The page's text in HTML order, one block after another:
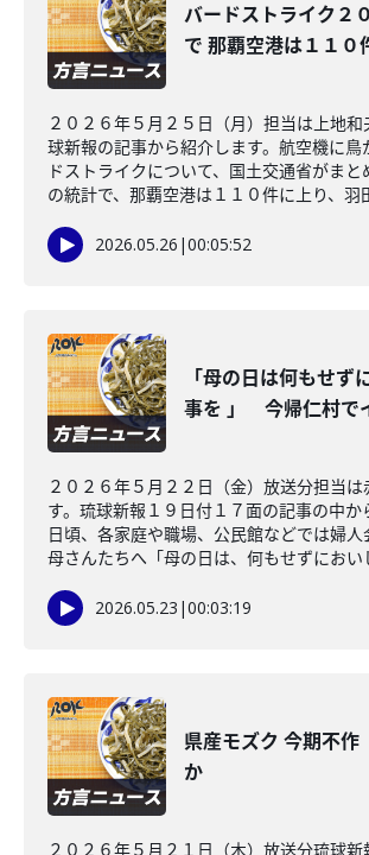
バードストライク２
で 那覇空港は１１０
２０２６年５月２５日（月）担当は上地和
球新報の記事から紹介します。航空機に鳥
ドストライクについて、国土交通省がま
の統計で、那覇空港は１１０件に上り、羽
2026.05.26 |00:05:52
「母の日は何もせず
事を 」 今帰仁村で
２０２６年５月２２日（金）放送分担当は
す。琉球新報１９日付１７面の記事の中か
日頃、各家庭や職場、公民館などでは婦
母さんたちへ「母の日は、何もせずにおい
2026.05.23 |00:03:19
県産モズク 今期不
か
２０２６年５月２１日（木）放送分琉球